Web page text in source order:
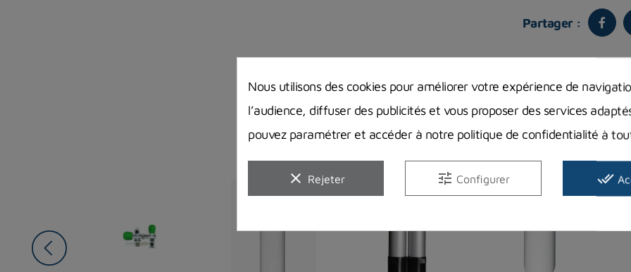
Partager :
Vous aimerez aussi
Nous utilisons des cookies pour améliorer votre expérience de
l’audience, diffuser des publicités et vous proposer des services
pouvez paramétrer et accéder à notre politique de confidentialité à
clear Rejeter tune Configurer done_all